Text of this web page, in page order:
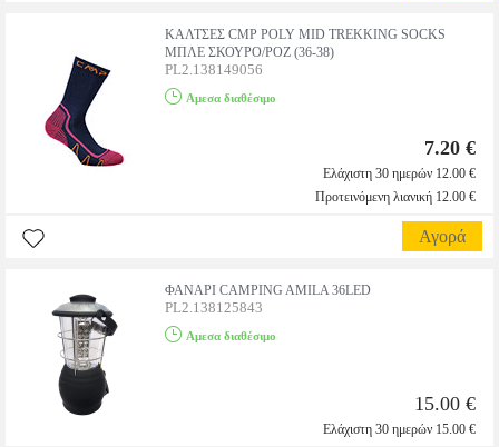
ΚΑΛΤΣΕΣ CMP POLY MID TREKKING SOCKS
ΜΠΛΕ ΣΚΟΥΡΟ/ΡΟΖ (36-38)
PL2.138149056
Αμεσα διαθέσιμο
7.20 €
Ελάχιστη 30 ημερών 12.00 €
Προτεινόμενη λιανική 12.00 €
Αγορά
ΦΑΝΑΡΙ CAMPING AMILA 36LED
PL2.138125843
Αμεσα διαθέσιμο
15.00 €
Ελάχιστη 30 ημερών 15.00 €